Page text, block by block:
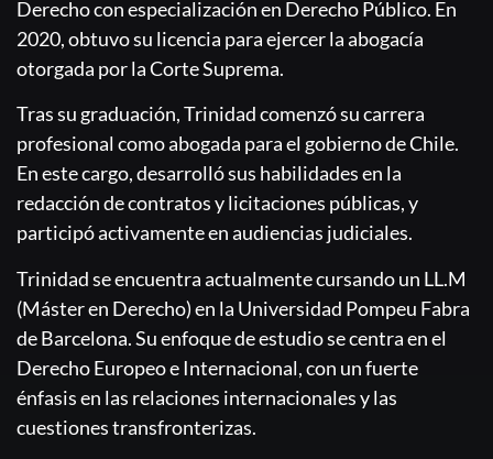
Derecho con especialización en Derecho Público. En
2020, obtuvo su licencia para ejercer la abogacía
otorgada por la Corte Suprema.
Tras su graduación, Trinidad comenzó su carrera
profesional como abogada para el gobierno de Chile.
En este cargo, desarrolló sus habilidades en la
redacción de contratos y licitaciones públicas, y
participó activamente en audiencias judiciales.
Trinidad se encuentra actualmente cursando un LL.M
(Máster en Derecho) en la Universidad Pompeu Fabra
de Barcelona. Su enfoque de estudio se centra en el
Derecho Europeo e Internacional, con un fuerte
énfasis en las relaciones internacionales y las
cuestiones transfronterizas.